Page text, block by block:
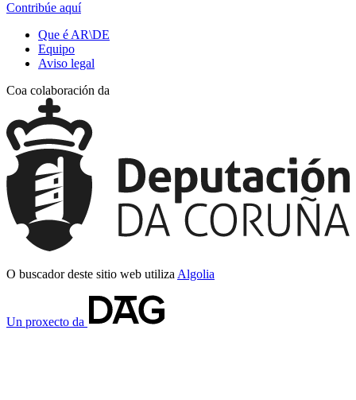
Contribúe aquí
Que é AR\DE
Equipo
Aviso legal
Coa colaboración da
O buscador deste sitio web utiliza Algolia
Un proxecto da